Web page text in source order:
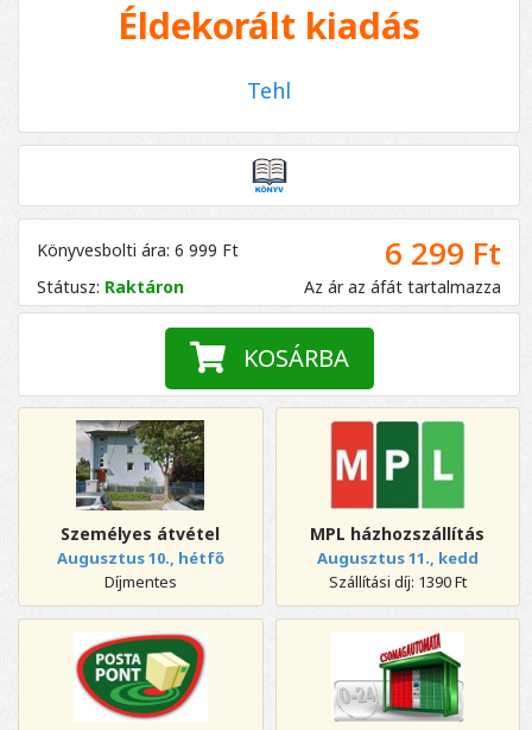
Éldekorált kiadás
Tehl
Könyvesbolti ára: 6 999 Ft
Státusz: Raktáron
6 299 Ft
Az ár az áfát tartalmazza
KOSÁRBA
Személyes átvétel
Augusztus 10., hétfő
Díjmentes
MPL házhozszállítás
Augusztus 11., kedd
Szállítási díj: 1390 Ft